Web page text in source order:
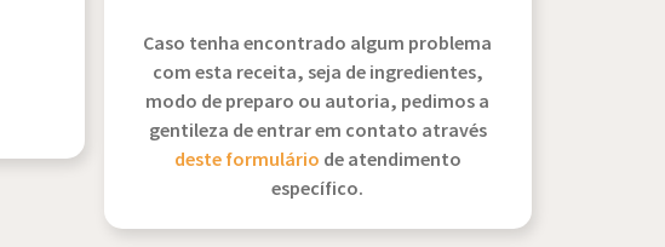
Caso tenha encontrado algum problema
com esta receita, seja de ingredientes,
modo de preparo ou autoria, pedimos a
gentileza de entrar em contato através
deste formulário de atendimento
específico.